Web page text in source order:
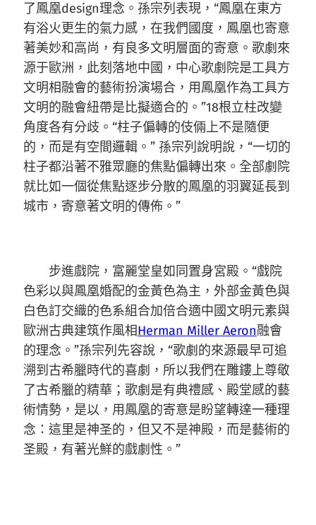
了鳳凰design理念。孫宗列表現，“鳳凰在東方
有浴火更生的氣力感，在我們國度，鳳凰也寄意
著美妙和高尚，有良多文明層面的寄意。歌劇來
源于歐洲，此刻落地中國，中心歌劇院是工具方
文明相融會的藝術扮演場合，用鳳凰作為工具方
文明的融會紐帶是比擬適合的。”18根立柱改變
角度各有分歧。“柱子偏轉的伎倆上不是隨便
的，而是有空間邏輯。” 孫宗列說明說，“一切的
柱子都沿著不雅眾廳的焦點偏轉出來。全部劇院
就比如一個從焦點逐步分散的鳳凰的羽翼延長到
城市，寄意著文明的傳佈。”
步進戲院，富麗堂皇如同置身宮殿。“戲院
色彩以與鳳凰婚配的金黃色為主，外部金黃色與
白色訂交織的色系組合加倍合適中國文明元素與
歐洲古典建筑作風相Herman Miller Aeron融會
的理念。”孫宗列先容說，“歌劇的來源最早可追
溯到古希臘時代的喜劇，所以我們在雕鏤上尊敬
了古希臘的精華；歌劇是有典禮感、殿堂感的藝
術情勢，是以，用鳳凰的寄意是盼望轉達一種理
念：這里是神圣的，但又不是神殿，而是藝術的
圣殿，有著光鮮的戲劇性。”